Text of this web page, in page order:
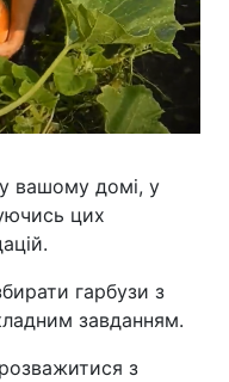
вашому домі, у
цих
гарбузи з
завданням.
з